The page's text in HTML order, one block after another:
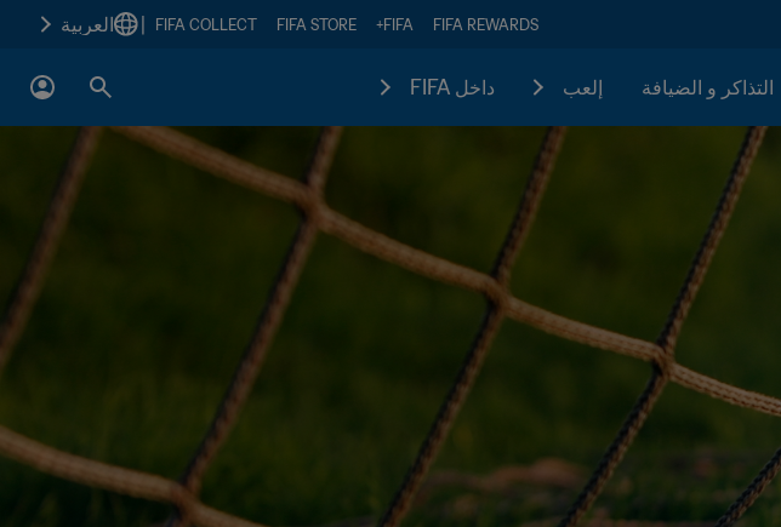
FIFA REWARDS
FIFA+
FIFA STORE
FIFA COLLECT العربية
التذاكر و الضيافة إلعب داخل FIFA